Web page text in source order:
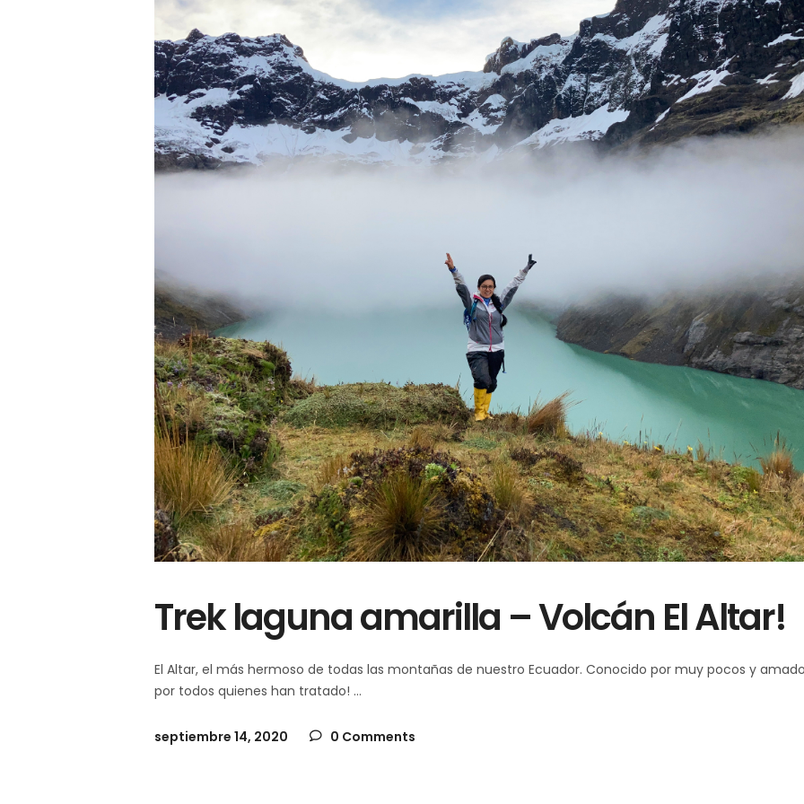
Trek laguna amarilla – Volcán El Altar!
El Altar, el más hermoso de todas las montañas de nuestro Ecuador. Conocido por muy pocos y
por todos quienes han tratado!
septiembre 14, 2020 0 Comments